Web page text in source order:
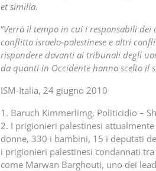
et similia.
“Verrà il tempo in cui i responsabili
conflitto israelo-palestinese e altri
rispondere davanti ai tribunali degli
da quanti in Occidente hanno scelto il
ISM-Italia, 24 giugno 2010
1. Baruch Kimmerlimg, Politicidio –
2. I prigionieri palestinesi
donne, 330 i bambini, 15 i deputati
i prigionieri palestinesi condannati
come Marwan Barghouti, uno dei